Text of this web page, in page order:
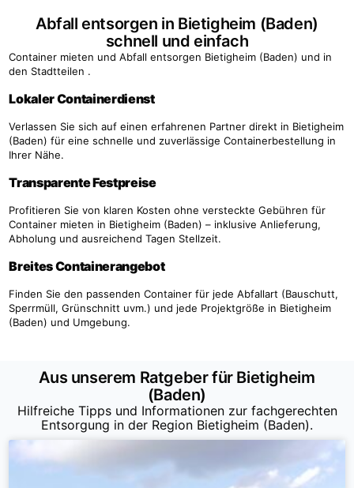
Abfall entsorgen in Bietigheim (Baden)
schnell und einfach
Container mieten und Abfall entsorgen Bietigheim (Baden) und in
den Stadtteilen .
Lokaler Containerdienst
Verlassen Sie sich auf einen erfahrenen Partner direkt in Bietigheim
(Baden) für eine schnelle und zuverlässige Containerbestellung in
Ihrer Nähe.
Transparente Festpreise
Profitieren Sie von klaren Kosten ohne versteckte Gebühren für
Container mieten in Bietigheim (Baden) – inklusive Anlieferung,
Abholung und ausreichend Tagen Stellzeit.
Breites Containerangebot
Finden Sie den passenden Container für jede Abfallart (Bauschutt,
Sperrmüll, Grünschnitt uvm.) und jede Projektgröße in Bietigheim
(Baden) und Umgebung.
Aus unserem Ratgeber für Bietigheim
(Baden)
Hilfreiche Tipps und Informationen zur fachgerechten
Entsorgung in der Region Bietigheim (Baden).